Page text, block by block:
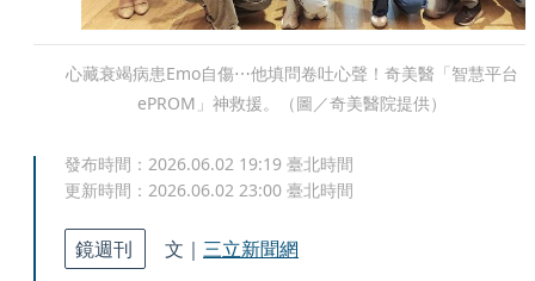
心藏衰竭病患Emo自傷⋯他填問卷吐心聲！奇美醫「智慧平台
ePROM」神救援。（圖／奇美醫院提供）
發布時間： 2026.06.02 19:19 臺北時間
更新時間： 2026.06.02 23:00 臺北時間
鏡週刊 文｜ 三立新聞網